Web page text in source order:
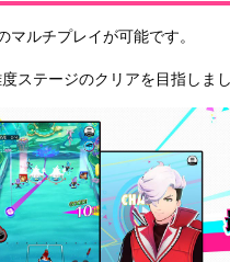
ルチプレイが可能です。
ステージのクリアを目指しま